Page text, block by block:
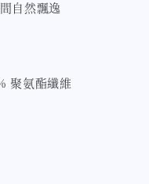
自然飄逸
聚氨酯纖維